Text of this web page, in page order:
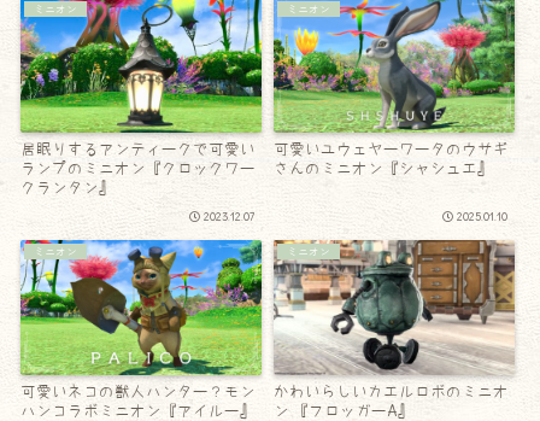
ミニオン
居眠りするアンティークで可愛い
ランプのミニオン『クロックワー
クランタン』
2023.12.07
ミニオン
可愛いユウェヤーワータのウサギ
さんのミニオン『シャシュエ』
2025.01.10
ミニオン
可愛いネコの獣人ハンター？モン
ハンコラボミニオン『アイルー』
ミニオン
かわいらしいカエルロボのミニオ
ン 『フロッガーA』